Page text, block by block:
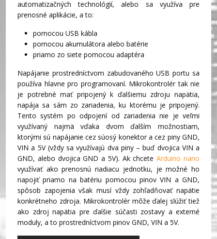
automatizačných technológií, alebo sa využíva pre
prenosné aplikácie, a to:
pomocou USB kábla
pomocou akumulátora alebo batérie
priamo zo siete pomocou adaptéra
Napájanie prostredníctvom zabudovaného USB portu sa
používa hlavne pro programovaní. Mikrokontrolér tak nie
je potrebné mať pripojený k ďalšiemu zdroju napätia,
napája sa sám zo zariadenia, ku ktorému je pripojený.
Tento systém po odpojení od zariadenia nie je veľmi
využívaný najmä vďaka dvom ďalším možnostiam,
ktorými sú napájanie cez súosý konektor a cez piny GND,
VIN a 5V (vždy sa využívajú dva piny – buď dvojica VIN a
GND, alebo dvojica GND a 5V). Ak chceteArduino nano
využívať ako prenosnú riadiacu jednotku, je možné ho
napojiť priamo na batériu pomocou pinov VIN a GND,
spôsob zapojenia však musí vždy zohľadňovať napätie
konkrétneho zdroja. Mikrokontrolér môže ďalej slúžiť tiež
ako zdroj napätia pre ďalšie súčasti zostavy a externé
moduly, a to prostredníctvom pinov GND, VIN a 5V.